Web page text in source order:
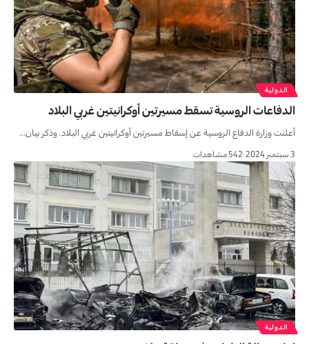
الدولية
الدفاعات الروسية تسقط مسيرتين أوكرانيتين غربي البلاد
أعلنت وزارة الدفاع الروسية عن إسقاط مسيرتين أوكرانيتين غربي البلاد. وذكر بيان…
3 سبتمبر 2024 542 مشاهدات
الدولية